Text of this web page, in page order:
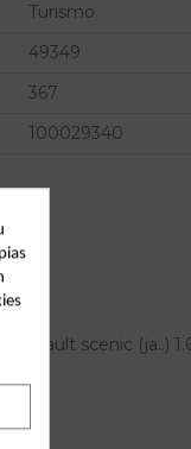
Turismo
49349
367
100029340
scenic (ja..)